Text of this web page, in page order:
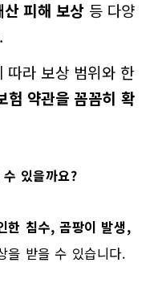
피해 보상 등 다양
따라 보상 범위와 한
험 약관을 꼼꼼히 확
있을까요?
한 침수, 곰팡이 발생,
을 받을 수 있습니다.